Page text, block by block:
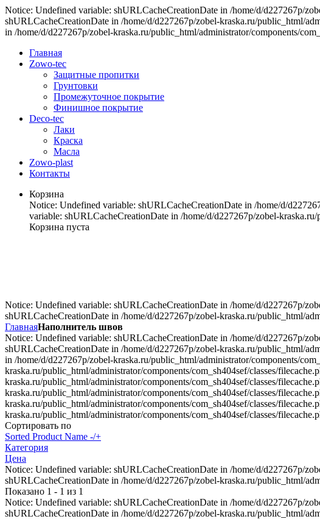
Notice: Undefined variable: shURLCacheCreationDate in /home/d/d227267p/
shURLCacheCreationDate in /home/d/d227267p/zobel-kraska.ru/public_html/
in /home/d/d227267p/zobel-kraska.ru/public_html/administrator/components/
Главная
Zowo-tec
Защитные пропитки
Грунтовки
Промежуточное покрытие
Финишное покрытие
Deco-tec
Лаки
Краска
Масла
Zowo-plast
Контакты
Корзина
Notice: Undefined variable: shURLCacheCreationDate in /home/d/
variable: shURLCacheCreationDate in /home/d/d227267p/zobel-
Корзина пуста
Notice: Undefined variable: shURLCacheCreationDate in /home/d/d227267p/
shURLCacheCreationDate in /home/d/d227267p/zobel-kraska.ru/public_html/
ГлавнаяНаполнитель швов
Notice: Undefined variable: shURLCacheCreationDate in /home/d/d227267p/
shURLCacheCreationDate in /home/d/d227267p/zobel-kraska.ru/public_html/
in /home/d/d227267p/zobel-kraska.ru/public_html/administrator/components/
kraska.ru/public_html/administrator/components/com_sh404sef/classes/
kraska.ru/public_html/administrator/components/com_sh404sef/classes/
kraska.ru/public_html/administrator/components/com_sh404sef/classes/
kraska.ru/public_html/administrator/components/com_sh404sef/classes/
kraska.ru/public_html/administrator/components/com_sh404sef/classes/
Сортировать по
Sorted Product Name -/+
Категория
Цена
Notice: Undefined variable: shURLCacheCreationDate in /home/d/d227267p/
shURLCacheCreationDate in /home/d/d227267p/zobel-kraska.ru/public_html/
Показано 1 - 1 из 1
Notice: Undefined variable: shURLCacheCreationDate in /home/d/d227267p/
shURLCacheCreationDate in /home/d/d227267p/zobel-kraska.ru/public_html/